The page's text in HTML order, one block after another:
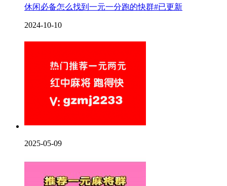
休闲必备怎么找到一元一分跑的快群#已更新
2024-10-10
2025-05-09